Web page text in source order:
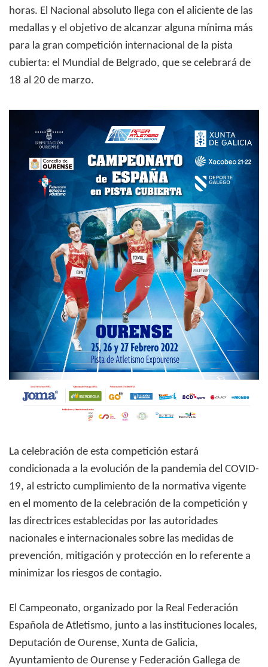
horas. El Nacional absoluto llega con el aliciente de las
medallas y el objetivo de alcanzar alguna mínima más
para la gran competición internacional de la pista
cubierta: el Mundial de Belgrado, que se celebrará de
18 al 20 de marzo.
La celebración de esta competición estará
condicionada a la evolución de la pandemia del COVID-
19, al estricto cumplimiento de la normativa vigente
en el momento de la celebración de la competición y
las directrices establecidas por las autoridades
nacionales e internacionales sobre las medidas de
prevención, mitigación y protección en lo referente a
minimizar los riesgos de contagio.
El Campeonato, organizado por la Real Federación
Española de Atletismo, junto a las instituciones locales,
Deputación de Ourense, Xunta de Galicia,
Ayuntamiento de Ourense y Federación Gallega de